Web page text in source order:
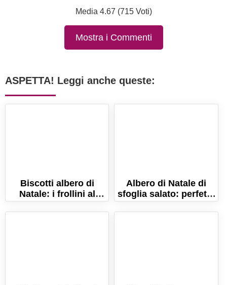
Media 4.67 (715 Voti)
Mostra i Commenti
ASPETTA! Leggi anche queste:
Biscotti albero di
Natale: i frollini al
burro delle feste!
Albero di Natale di
sfoglia salato: perfetto
per l'aperitivo delle
feste!